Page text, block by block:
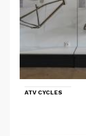
ATV CYCLES